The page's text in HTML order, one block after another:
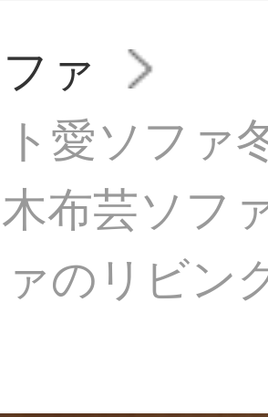
ァ
愛ソファ
布芸ソフ
のリビン